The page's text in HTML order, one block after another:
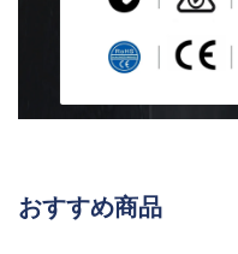
おすすめ商品